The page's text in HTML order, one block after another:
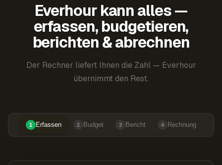
Everhour kann alles —
erfassen, budgetieren,
berichten & abrechnen
Der Rechner liefert Ihnen die Zahl — Everhour
übernimmt den Rest.
1 Erfassen 2 Budget 3 Bericht 4 Rechnung